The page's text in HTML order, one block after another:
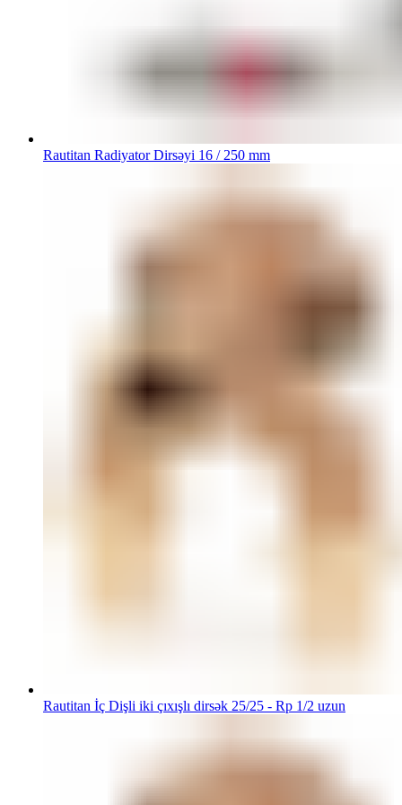
Rautitan Radiyator Dirsəyi 16 / 250 mm
Rautitan İç Dişli iki çıxışlı dirsək 25/25 - Rp 1/2 uzun